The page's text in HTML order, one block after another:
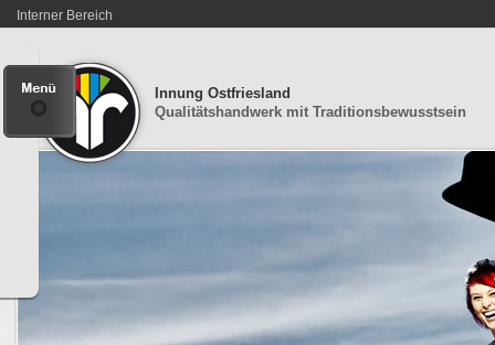
Interner Bereich
Innung Ostfriesland
Qualitätshandwerk mit Traditionsbewusstsein